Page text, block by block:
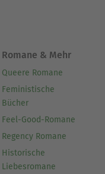
Romane & Mehr
Queere Romane
Feministische
Bücher
Feel-Good-Romane
Regency Romane
Historische
Liebesromane